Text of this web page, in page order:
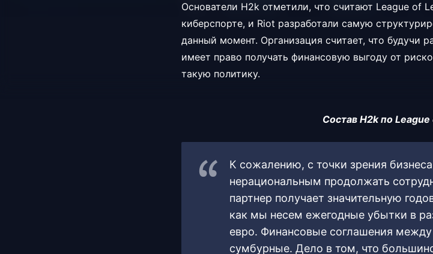
Основатели H2k отметили, что считают League of
киберспорте, и Riot разработали самую
данный момент. Организация считает, что будучи
имеет право получать финансовую выгоду от
такую политику.
Состав H2k по
К сожалению, с точки зрения
нерациональным продолжать
партнер получает значительную
как мы несем ежегодные убытки в
евро. Финансовые соглашения
сумбурные. Дело в том, что